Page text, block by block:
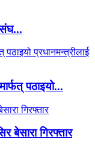
संघ...
पठाइयो...
बेसारा गिरफ्तार